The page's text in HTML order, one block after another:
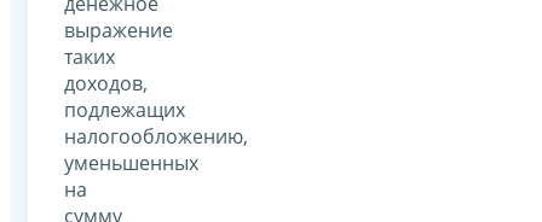
выражение
таких
доходов,
подлежащих
налогообложению,
уменьшенных
на
сумму